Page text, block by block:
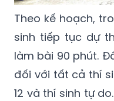
Theo kế hoạch,
sinh tiếp tục dự
làm bài 90 phút.
đối với tất cả thí
12 và thí sinh tự